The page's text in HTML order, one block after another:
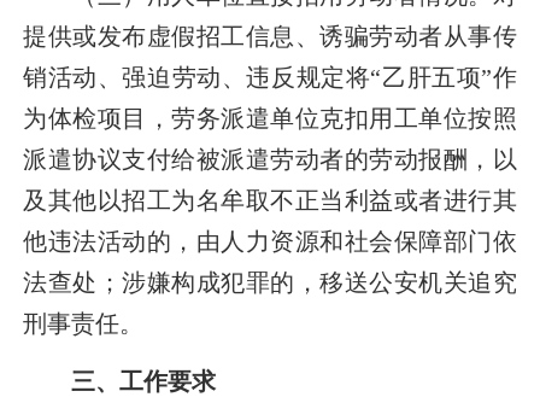
提供或发布虚假招工信息、诱骗劳动者从事传
销活动、强迫劳动、违反规定将“乙肝五项”作
为体检项目，劳务派遣单位克扣用工单位按照
派遣协议支付给被派遣劳动者的劳动报酬，以
及其他以招工为名牟取不正当利益或者进行其
他违法活动的，由人力资源和社会保障部门依
法查处；涉嫌构成犯罪的，移送公安机关追究
刑事责任。
三、工作要求